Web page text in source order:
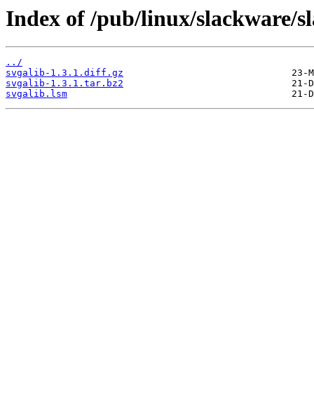
Index of /pub/linux/slackware/
../
svgalib-1.3.1.diff.gz
svgalib-1.3.1.tar.bz2
svgalib.lsm